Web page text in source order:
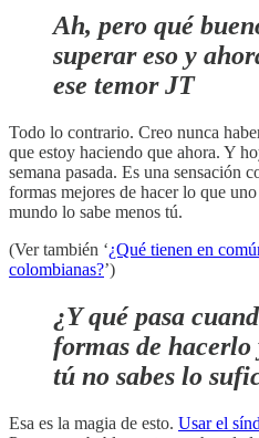
Ah, pero qué
superar eso y
ese temor JT
Todo lo contrario. Creo nunca
que estoy haciendo que ahora. Y
semana pasada. Es una sensación
formas mejores de hacer lo que
mundo lo sabe menos tú.
(Ver también ‘¿Qué tienen en
colombianas?’)
¿Y qué pasa
formas de hacerlo
tú no sabes lo
Esa es la magia de esto. Usar el